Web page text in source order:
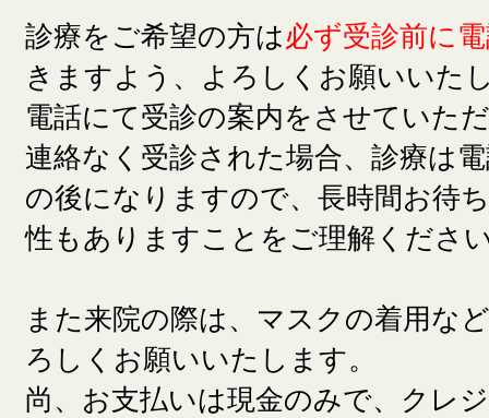
診療をご希望の方は必ず受診前に
きますよう、よろしくお願いいた
電話にて受診の案内をさせていた
連絡なく受診された場合、診療は
の後になりますので、長時間お待
性もありますことをご理解くださ
また来院の際は、マスクの着用な
ろしくお願いいたします。
尚、お支払いは現金のみで、クレ